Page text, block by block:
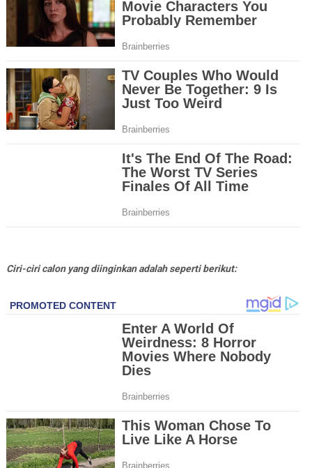
Ciri-ciri calon yang diinginkan adalah seperti berikut: